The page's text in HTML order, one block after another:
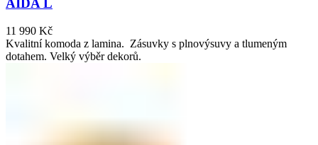
AIDA L
11 990 Kč
Kvalitní komoda z lamina. Zásuvky s plnovýsuvy a tlumeným
dotahem. Velký výběr dekorů.